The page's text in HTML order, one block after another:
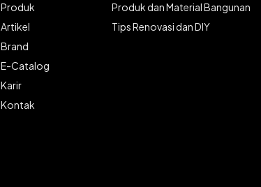
Produk
Artikel
Brand
E-Catalog
Karir
Kontak
Produk dan Material Bangunan
Tips Renovasi dan DIY